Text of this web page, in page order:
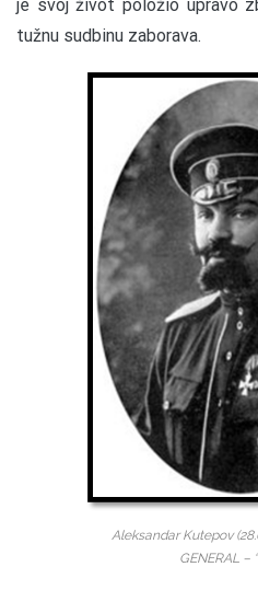
je svoj život položio upravo
tužnu sudbinu zaborava.
Aleksandar Kutepov
GENERAL –